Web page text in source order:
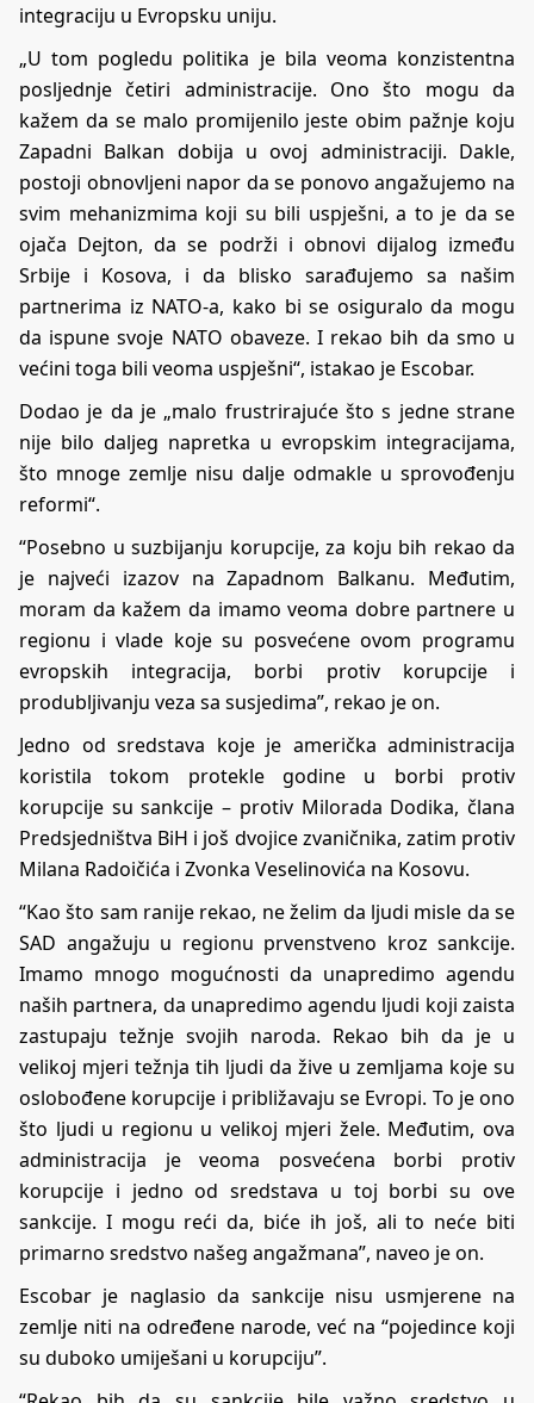
integraciju u Evropsku uniju.
„U tom pogledu politika je bila veoma konzistentna
posljednje četiri administracije. Ono što mogu da
kažem da se malo promijenilo jeste obim pažnje koju
Zapadni Balkan dobija u ovoj administraciji. Dakle,
postoji obnovljeni napor da se ponovo angažujemo na
svim mehanizmima koji su bili uspješni, a to je da se
ojača Dejton, da se podrži i obnovi dijalog između
Srbije i Kosova, i da blisko sarađujemo sa našim
partnerima iz NATO-a, kako bi se osiguralo da mogu
da ispune svoje NATO obaveze. I rekao bih da smo u
većini toga bili veoma uspješni“, istakao je Escobar.
Dodao je da je „malo frustrirajuće što s jedne strane
nije bilo daljeg napretka u evropskim integracijama,
što mnoge zemlje nisu dalje odmakle u sprovođenju
reformi“.
“Posebno u suzbijanju korupcije, za koju bih rekao da
je najveći izazov na Zapadnom Balkanu. Međutim,
moram da kažem da imamo veoma dobre partnere u
regionu i vlade koje su posvećene ovom programu
evropskih integracija, borbi protiv korupcije i
produbljivanju veza sa susjedima”, rekao je on.
Jedno od sredstava koje je američka administracija
koristila tokom protekle godine u borbi protiv
korupcije su sankcije – protiv Milorada Dodika, člana
Predsjedništva BiH i još dvojice zvaničnika, zatim protiv
Milana Radoičića i Zvonka Veselinovića na Kosovu.
“Kao što sam ranije rekao, ne želim da ljudi misle da se
SAD angažuju u regionu prvenstveno kroz sankcije.
Imamo mnogo mogućnosti da unapredimo agendu
naših partnera, da unapredimo agendu ljudi koji zaista
zastupaju težnje svojih naroda. Rekao bih da je u
velikoj mjeri težnja tih ljudi da žive u zemljama koje su
oslobođene korupcije i približavaju se Evropi. To je ono
što ljudi u regionu u velikoj mjeri žele. Međutim, ova
administracija je veoma posvećena borbi protiv
korupcije i jedno od sredstava u toj borbi su ove
sankcije. I mogu reći da, biće ih još, ali to neće biti
primarno sredstvo našeg angažmana”, naveo je on.
Escobar je naglasio da sankcije nisu usmjerene na
zemlje niti na određene narode, već na “pojedince koji
su duboko umiješani u korupciju”.